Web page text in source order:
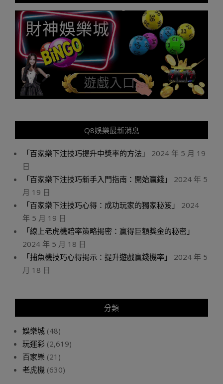
Q8娛樂最新消息
「百家樂下注技巧提升中獎率的方法」
2024 年 5 月 19
日
「百家樂下注技巧新手入門指南：開始贏錢」
2024 年 5
月 19 日
「百家樂下注技巧心得：成功玩家的獨家秘笈」
2024
年 5 月 19 日
「線上老虎機賠率策略揭密：贏得巨額獎金的秘密」
2024 年 5 月 18 日
「捕魚機技巧心得揭示：提升遊戲贏錢機率」
2024 年 5
月 18 日
分類
娛樂城 (48)
玩運彩 (2,619)
百家樂 (21)
老虎機 (630)